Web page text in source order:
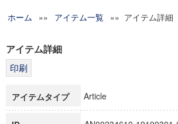
グローバルリサーチインスティテュー
科学研究費補助金研究成果報告書
博士課程教育リーディングプログラ
ホーム »» アイテム一覧 »» アイテム詳細
アイテム詳細
アイテムタイプ Article